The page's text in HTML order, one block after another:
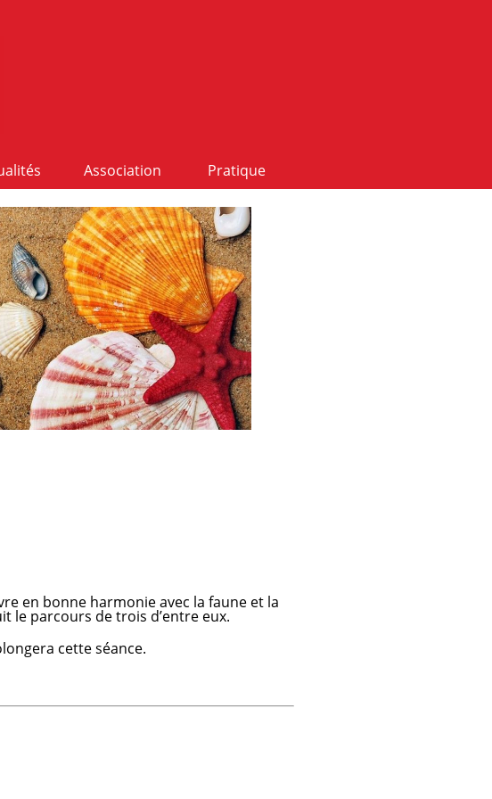
Association Pratique
en bonne harmonie avec la faune et la
le parcours de trois d’entre eux.
cette séance.